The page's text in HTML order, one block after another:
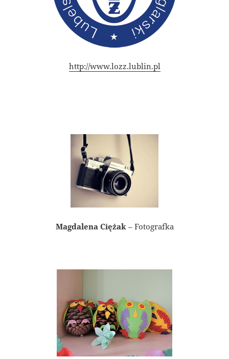
http://www.lozz.lublin.pl
Magdalena Ciężak– Fotografka